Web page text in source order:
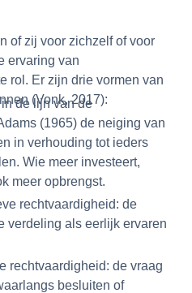
of zij voor zichzelf of voor
ervaring van
rol. Er zijn drie vormen van
(Vonk, 2017):
de lijn van de
(1965) de neiging van
in verhouding tot ieders
Wie meer investeert,
meer opbrengst.
rechtvaardigheid: de
verdeling als eerlijk ervaren
rechtvaardigheid: de vraag
besluiten of